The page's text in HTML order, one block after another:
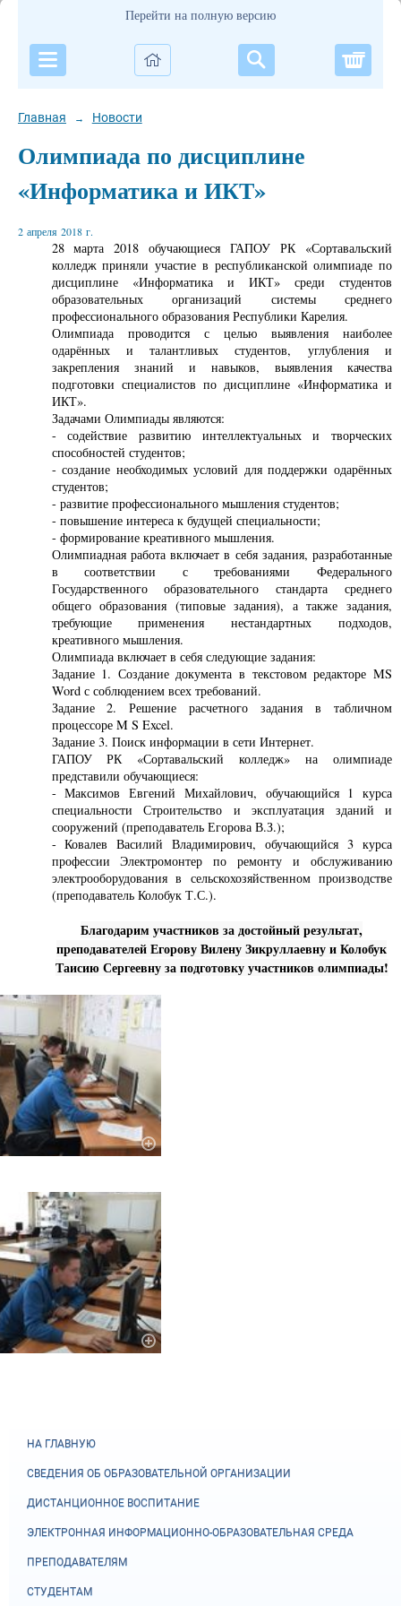
Перейти на полную версию
Главная → Новости
Олимпиада по дисциплине
«Информатика и ИКТ»
2 апреля 2018 г.
28 марта 2018 обучающиеся ГАПОУ РК «Сортавальский
колледж приняли участие в республиканской олимпиаде по
дисциплине «Информатика и ИКТ» среди студентов
образовательных организаций системы среднего
профессионального образования Республики Карелия.
Олимпиада проводится с целью выявления наиболее
одарённых и талантливых студентов, углубления и
закрепления знаний и навыков, выявления качества
подготовки специалистов по дисциплине «Информатика и
ИКТ».
Задачами Олимпиады являются:
- содействие развитию интеллектуальных и творческих
способностей студентов;
- создание необходимых условий для поддержки одарённых
студентов;
- развитие профессионального мышления студентов;
- повышение интереса к будущей специальности;
- формирование креативного мышления.
Олимпиадная работа включает в себя задания, разработанные
в соответствии с требованиями Федерального
Государственного образовательного стандарта среднего
общего образования (типовые задания), а также задания,
требующие применения нестандартных подходов,
креативного мышления.
Олимпиада включает в себя следующие задания:
Задание 1. Создание документа в текстовом редакторе MS
Word с соблюдением всех требований.
Задание 2. Решение расчетного задания в табличном
процессоре M S Excel.
Задание 3. Поиск информации в сети Интернет.
ГАПОУ РК «Сортавальский колледж» на олимпиаде
представили обучающиеся:
- Максимов Евгений Михайлович, обучающийся 1 курса
специальности Строительство и эксплуатация зданий и
сооружений (преподаватель Егорова В.З.);
- Ковалев Василий Владимирович, обучающийся 3 курса
профессии Электромонтер по ремонту и обслуживанию
электрооборудования в сельскохозяйственном производстве
(преподаватель Колобук Т.С.).
Благодарим участников за достойный результат,
преподавателей Егорову Вилену Зикруллаевну и Колобук
Таисию Сергеевну за подготовку участников олимпиады!
НА ГЛАВНУЮ
СВЕДЕНИЯ ОБ ОБРАЗОВАТЕЛЬНОЙ ОРГАНИЗАЦИИ
ДИСТАНЦИОННОЕ ВОСПИТАНИЕ
ЭЛЕКТРОННАЯ ИНФОРМАЦИОННО-ОБРАЗОВАТЕЛЬНАЯ СРЕДА
ПРЕПОДАВАТЕЛЯМ
СТУДЕНТАМ